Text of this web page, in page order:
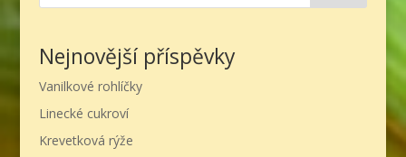
Nejnovější příspěvky
Vanilkové rohlíčky
Linecké cukroví
Krevetková rýže